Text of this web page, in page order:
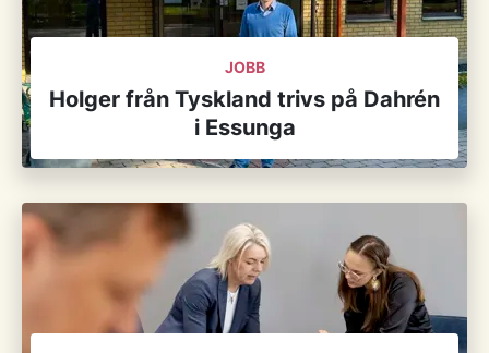
JOBB
Holger från Tyskland trivs på Dahrén
i Essunga